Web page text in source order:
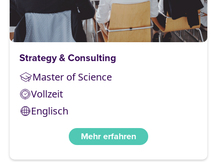
Strategy & Consulting
Master of Science
Vollzeit
Englisch
Mehr erfahren